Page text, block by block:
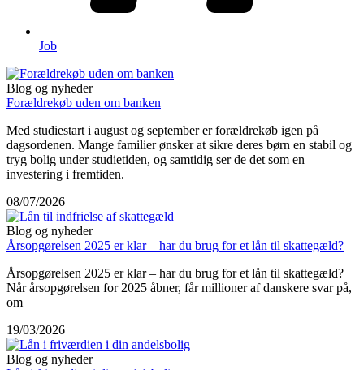
Job
Blog og nyheder
Forældrekøb uden om banken
Med studiestart i august og september er forældrekøb igen på
dagsordenen. Mange familier ønsker at sikre deres børn en stabil og
tryg bolig under studietiden, og samtidig ser de det som en
investering i fremtiden.
08/07/2026
Blog og nyheder
Årsopgørelsen 2025 er klar – har du brug for et lån til skattegæld?
Årsopgørelsen 2025 er klar – har du brug for et lån til skattegæld?
Når årsopgørelsen for 2025 åbner, får millioner af danskere svar på,
om
19/03/2026
Blog og nyheder